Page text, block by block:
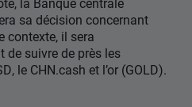
sa décision concernant
contexte, il sera
de suivre de près les
le CHN.cash et l’or (GOLD).